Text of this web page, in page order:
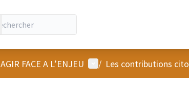
AGIR FACE A L’ENJEU Menu utilisateur
/ Les contributions